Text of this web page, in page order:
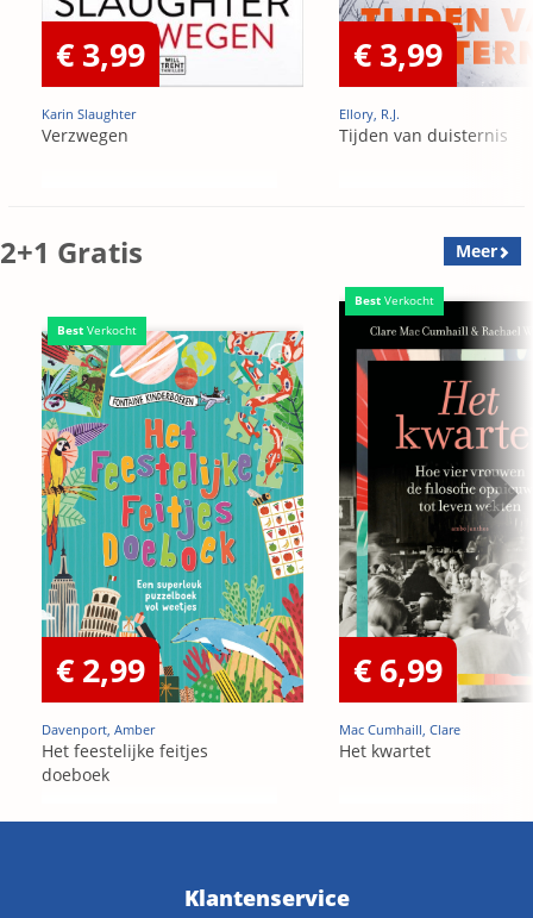
€ 3,99
Karin Slaughter
Verzwegen
€ 3,99
Ellory, R.J.
Tijden van duisternis
2+1 Gratis Meer
Best Verkocht
€ 2,99
Davenport, Amber
Het feestelijke feitjes
doeboek
Best Verkocht
€ 6,99
Mac Cumhaill, Clare
Het kwartet
Klantenservice